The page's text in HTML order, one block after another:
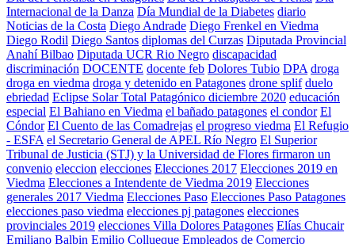
Internacional de la Danza Día Mundial de la Diabetes diario
Noticias de la Costa Diego Andrade Diego Frenkel en Viedma
Diego Rodil Diego Santos diplomas del Curzas Diputada Provincial
Anahí Bilbao Diputada UCR Rio Negro discapacidad
discriminación DOCENTE docente feb Dolores Tubio DPA droga
droga en viedma droga y detenido en Patagones drone splif duelo
ebriedad Eclipse Solar Total Patagónico diciembre 2020 educación
especial El Bahiano en Viedma el bañado patagones el condor El
Cóndor El Cuento de las Comadrejas el progreso viedma El Refugio
- ESFA el Secretario General de APEL Río Negro El Superior
Tribunal de Justicia (STJ) y la Universidad de Flores firmaron un
convenio eleccion elecciones Elecciones 2017 Elecciones 2019 en
Viedma Elecciones a Intendente de Viedma 2019 Elecciones
generales 2017 Viedma Elecciones Paso Elecciones Paso Patagones
elecciones paso viedma elecciones pj patagones elecciones
provinciales 2019 elecciones Villa Dolores Patagones Elías Chucair
Emiliano Balbin Emilio Collueque Empleados de Comercio